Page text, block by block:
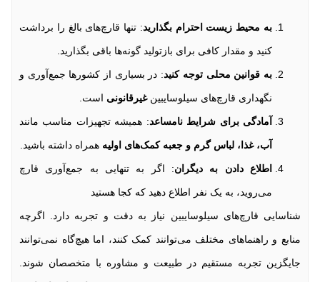
به محیط زیست احترام بگذارید: تنها قارچ‌های بالغ را برداشت
کنید و مقدار کافی برای بازتولید گونه‌ها باقی بگذارید.
به قوانین محلی توجه کنید: در بسیاری از کشورها جمع‌آوری و
نگهداری قارچ‌های سیلوسایبینغیرقانونی است.
آمادگی برای شرایط نامساعد: همیشه تجهیزات مناسب مانند
آب، غذا، لباس گرم و جعبه کمک‌های اولیه همراه داشته باشید.
اطلاع دادن به دیگران: اگر به تنهایی به جمع‌آوری قارچ
می‌روید، به یک نفر اطلاع دهید که کجا هستید
شناسایی قارچ‌های سیلوسایبین نیاز به دقت و تجربه دارد. اگرچه
منابع و راهنماهای مختلف می‌توانند کمک کنند، اما هیچ‌گاه نمی‌توانند
جایگزین تجربه مستقیم در طبیعت و مشاوره با متخصصان شوند.